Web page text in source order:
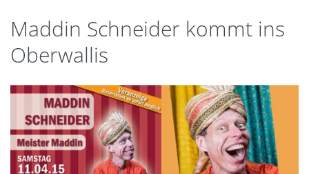
Maddin Schneider kommt ins
Oberwallis